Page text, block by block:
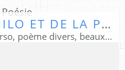
LE MONDE DE LA PHILO ET DE LA POÉSIE
Extraits de livres lus, poèmes perso, poème divers, beaux textes...